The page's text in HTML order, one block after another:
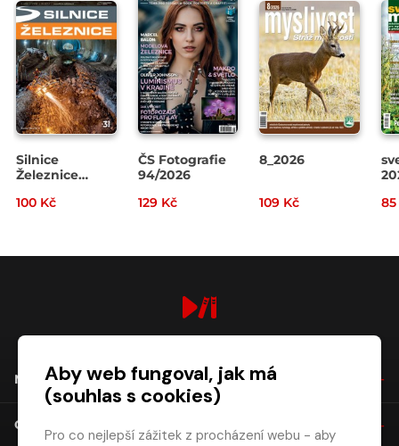
Silnice
Železnice
100 Kč
ČS Fotografie
94/2026
129 Kč
8_2026
109 Kč
85
NÁKUP
O SPOLEČNOSTI
Aby web fungoval, jak má
(souhlas s cookies)
Pro co nejlepší zážitek z procházení webu - aby